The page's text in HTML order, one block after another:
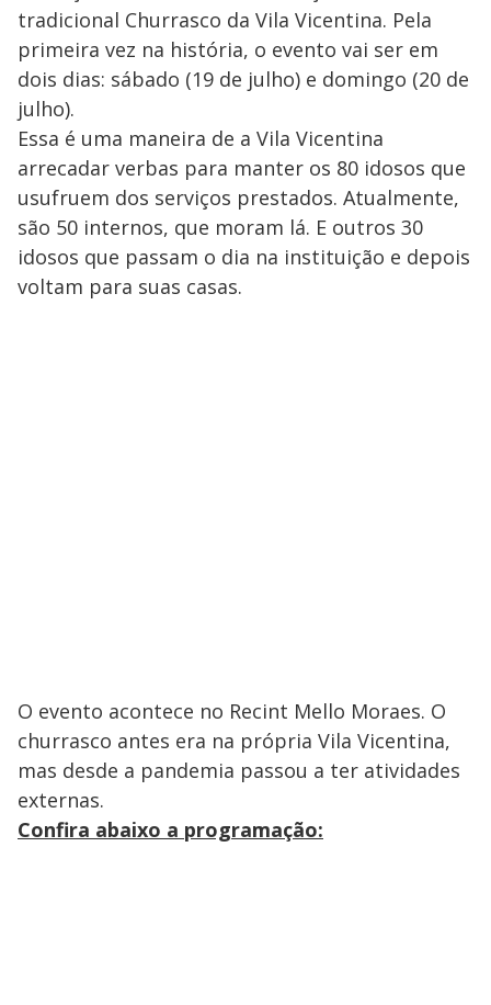
tradicional Churrasco da Vila Vicentina. Pela
primeira vez na história, o evento vai ser em
dois dias: sábado (19 de julho) e domingo (20 de
julho).
Essa é uma maneira de a Vila Vicentina
arrecadar verbas para manter os 80 idosos que
usufruem dos serviços prestados. Atualmente,
são 50 internos, que moram lá. E outros 30
idosos que passam o dia na instituição e depois
voltam para suas casas.
O evento acontece no Recint Mello Moraes. O
churrasco antes era na própria Vila Vicentina,
mas desde a pandemia passou a ter atividades
externas.
Confira abaixo a programação: